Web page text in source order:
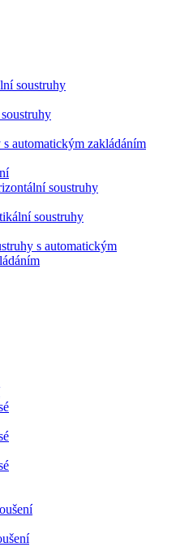
soustruhy
s automatickým zakládáním
soustruhy
soustruhy
s automatickým